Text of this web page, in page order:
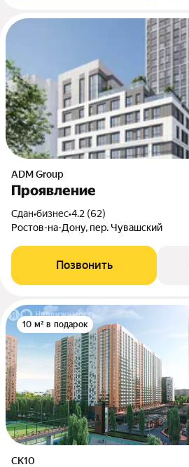
ADM Group
Проявление
Сдан•бизнес•4.2 (62)
Ростов-на-Дону, пер. Чувашский
Позвонить
10 м² в подарок
СК10